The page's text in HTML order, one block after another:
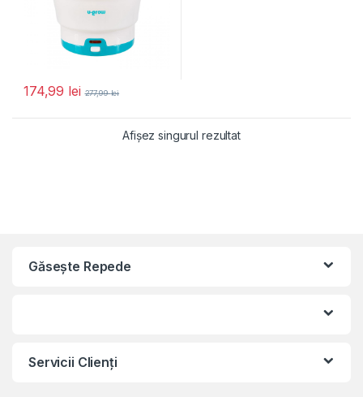
174,99 lei 277,99lei
Afișez singurul rezultat
Găseşte Repede
Servicii Clienţi